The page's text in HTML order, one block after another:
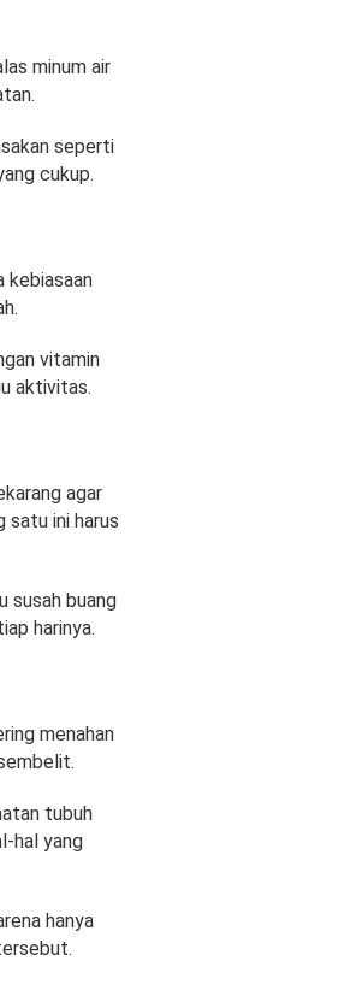
minum air
seperti
cukup.
kebiasaan
vitamin
aktivitas.
agar
satu ini harus
susah buang
harinya.
menahan
tubuh
hal yang
hanya